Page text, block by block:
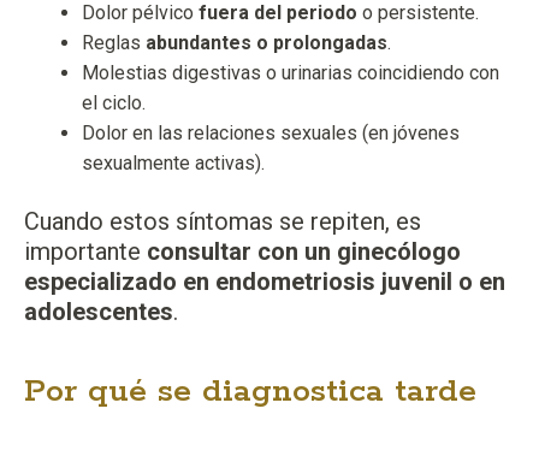
Dolor pélvico fuera del periodo o persistente.
Reglas abundantes o prolongadas.
Molestias digestivas o urinarias coincidiendo con
el ciclo.
Dolor en las relaciones sexuales (en jóvenes
sexualmente activas).
Cuando estos síntomas se repiten, es
importante consultar con un ginecólogo
especializado en endometriosis juvenil o en
adolescentes.
Por qué se diagnostica tarde